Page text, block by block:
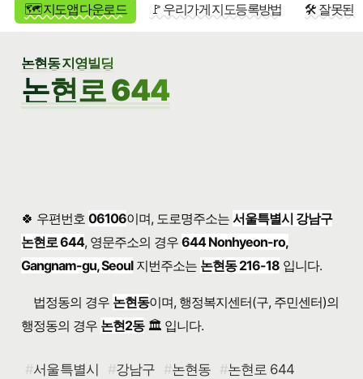
🗺️ 지도앱 다운로드 🚩 우리가게 지도등록방법 🛠️ 잘못된
논현동 지영빌딩
논현로 644
🍀 우편번호 06106이며, 도로명주소는서울특별시 강남구
논현로 644, 영문주소의 경우644 Nonhyeon-ro,
Gangnam-gu, Seoul지번주소는 논현동 216-18 입니다.
법정동의 경우 논현동이며, 행정복지센터(구, 주민센터)의
행정동의 경우 논현2동🏛️ 입니다.
서울특별시 강남구 논현동 논현로 644